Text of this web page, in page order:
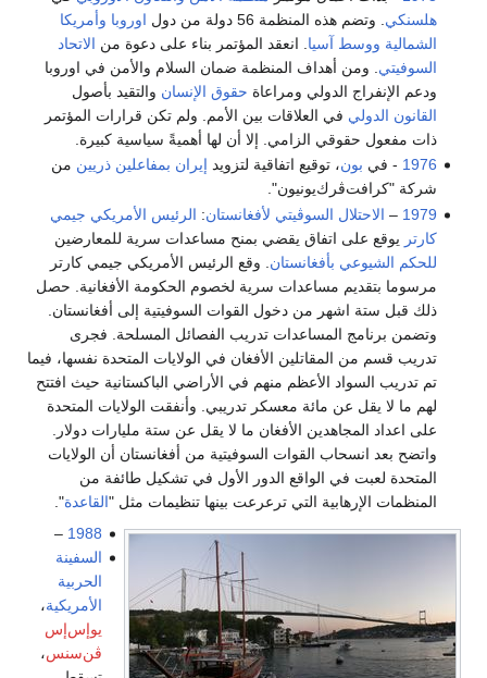
هلسنكي . وتضم هذه المنظمة 56 دولة من دول اوروبا وأمريكا
الشمالية ووسط آسيا . انعقد المؤتمر بناء على دعوة من الاتحاد
السوفيتي . ومن أهداف المنظمة ضمان السلام والأمن في اوروبا
ودعم الإنفراج الدولي ومراعاة حقوق الإنسان والتقيد بأصول
القانون الدولي في العلاقات بين الأمم. ولم تكن قرارات المؤتمر
ذات مفعول حقوقي الزامي. إلا أن لها أهميةً سياسية كبيرة.
1976 - في بون، توقيع اتفاقية لتزويد إيران بمفاعلين ذريين من
شركة "كرافت‌ڤرك‌يونيون".
1979
– الاحتلال السوڤيتي لأفغانستان: الرئيس الأمريكي جيمي
كارتر يوقع على اتفاق يقضي بمنح مساعدات سرية للمعارضين
للحكم الشيوعي بأفغانستان . وقع الرئيس الأمريكي جيمي كارتر
مرسوما بتقديم مساعدات سرية لخصوم الحكومة الأفغانية. حصل
ذلك قبل ستة اشهر من دخول القوات السوفيتية إلى أفغانستان.
وتضمن برنامج المساعدات تدريب الفصائل المسلحة. فجرى
تدريب قسم من المقاتلين الأفغان في الولايات المتحدة نفسها، فيما
تم تدريب السواد الأعظم منهم في الأراضي الباكستانية حيث افتتح
لهم ما لا يقل عن مائة معسكر تدريبي. وأنفقت الولايات المتحدة
على اعداد المجاهدين الأفغان ما لا يقل عن ستة مليارات دولار.
واتضح بعد انسحاب القوات السوفيتية من أفغانستان أن الولايات
المتحدة لعبت في الواقع الدور الأول في تشكيل طائفة من
المنظمات الإرهابية التي ترعرعت بينها تنظيمات مثل "القاعدة".
1988
–
السفينة
الحربية
الأمريكية،
يوإس‌إس
ڤن‌سنس،